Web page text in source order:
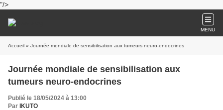
"/>
MENU
Accueil » Journée mondiale de sensibilisation aux tumeurs neuro-endocrines
Journée mondiale de sensibilisation aux
tumeurs neuro-endocrines
Publié le 18/05/2024 à 13:00
Par IKUTO